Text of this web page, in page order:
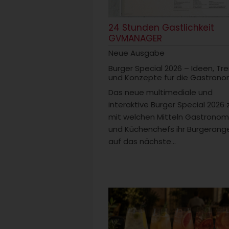
24 Stunden Gastlichkeit
GVMANAGER
Neue Ausgabe
Burger Special 2026 – Ideen,
und Konzepte für die
Das neue multimediale und
interaktive Burger Special 2026
mit welchen Mitteln
und Küchenchefs ihr
auf das nächste...